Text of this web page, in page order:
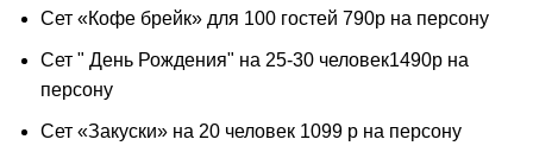
Сет «Кофе брейк» для 100 гостей 790р на персону
Сет " День Рождения" на 25-30 человек1490р на
персону
Сет «Закуски» на 20 человек 1099 р на персону